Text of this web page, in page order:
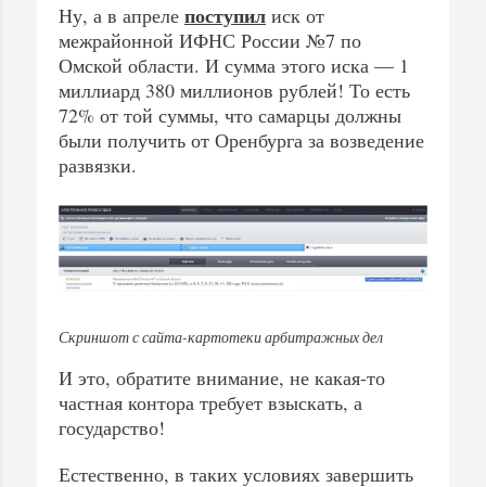
Ну, а в апреле поступил иск от
межрайонной ИФНС России №7 по
Омской области. И сумма этого иска — 1
миллиард 380 миллионов рублей! То есть
72% от той суммы, что самарцы должны
были получить от Оренбурга за возведение
развязки.
Скриншот с сайта-картотеки арбитражных дел
И это, обратите внимание, не какая-то
частная контора требует взыскать, а
государство!
Естественно, в таких условиях завершить